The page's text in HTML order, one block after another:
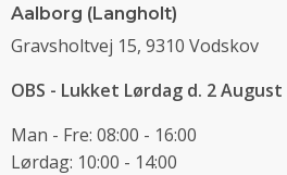
Aalborg (Langholt)
Gravsholtvej 15, 9310 Vodskov
OBS - Lukket Lørdag d. 2 August
Man - Fre: 08:00 - 16:00
Lørdag: 10:00 - 14:00